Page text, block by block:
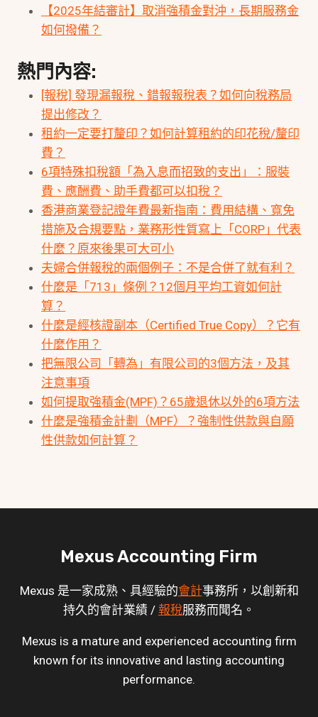
【2025年結審計】取消強積金對沖，長期服務金
如何撥備？
熱門內容:
[報稅] 發現漏報稅、錯報報稅表？如何向稅務局
提出修改？
租約一定要打釐印？如何計算租約的印花稅/釐印
費？
6項特殊扣稅額「為入息而招致的支出」：服裝
費、應酬費、助手費都可以扣稅？
香港商業登記證年費最新指南：費用結構、寬免
措施及合規要點，業務形性質寫上「CORP」代表
什麼？原來後果可大可小
夫婦合併報稅的兩個例子：不是合併了就有利？
什麼是「713」條例？12個月平均工資如何計
算？
什麼是經核證副本（Certified True Copy）？它有
什麼作用？
把無限公司「轉為」有限公司的3個方法，及其
注意事項
如何提取強積金(MPF)？65歲退休以外的6項方法
什麼是強積金計劃（MPF）？強制性供款與自願
性供款如何計算？
Mexus Accounting Firm
Mexus 是一家成熟、具經驗的會計事務所，以創新和
持久的會計業績 / 報稅服務而聞名。
Mexus is a mature and experienced accounting firm
known for its innovative and lasting accounting
performance.